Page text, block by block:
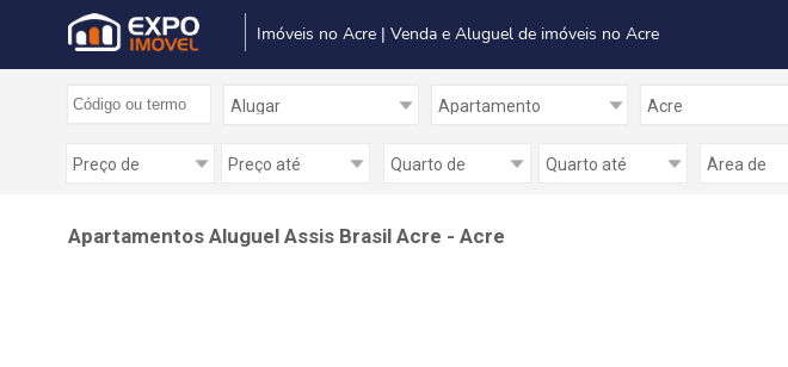
Imóveis no Acre | Venda e Aluguel de imóveis no Acre
Apartamentos Aluguel Assis Brasil Acre - Acre